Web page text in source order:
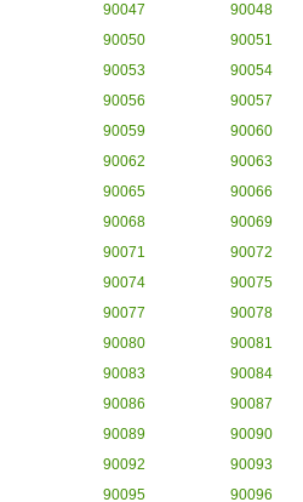
90047
90048
90050
90051
90053
90054
90056
90057
90059
90060
90062
90063
90065
90066
90068
90069
90071
90072
90074
90075
90077
90078
90080
90081
90083
90084
90086
90087
90089
90090
90092
90093
90095
90096